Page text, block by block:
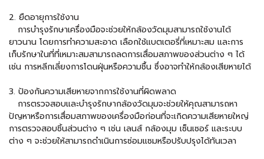
2. ยืดอายุการใช้งาน
การบำรุงรักษาเครื่องมือจะช่วยให้กล้องวัดมุมสามารถใช้งานได้
ยาวนาน โดยการทำความสะอาด เลือกใช้แบตเตอรี่ที่เหมาะสม และการ
เก็บรักษาในที่ที่เหมาะสมสามารถลดการเสื่อมสภาพของส่วนต่าง ๆ ได้
เช่น การหลีกเลี่ยงการโดนฝุ่นหรือความชื้น ซึ่งอาจทำให้กล้องเสียหายได้
3. ป้องกันความเสียหายจากการใช้งานที่ผิดพลาด
การตรวจสอบและบำรุงรักษากล้องวัดมุมจะช่วยให้คุณสามารถหา
ปัญหาหรือการเสื่อมสภาพของเครื่องมือก่อนที่จะเกิดความเสียหายใหญ่
การตรวจสอบชิ้นส่วนต่าง ๆ เช่น เลนส์ กล้องมุม เซ็นเซอร์ และระบบ
ต่าง ๆ จะช่วยให้สามารถดำเนินการซ่อมแซมหรือปรับปรุงได้ทันเวลา